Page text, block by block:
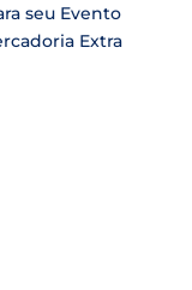
seu Evento
Extra